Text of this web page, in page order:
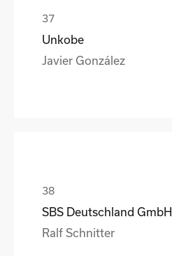
Unkobe
Javier González
SBS Deutschland GmbH
Ralf Schnitter